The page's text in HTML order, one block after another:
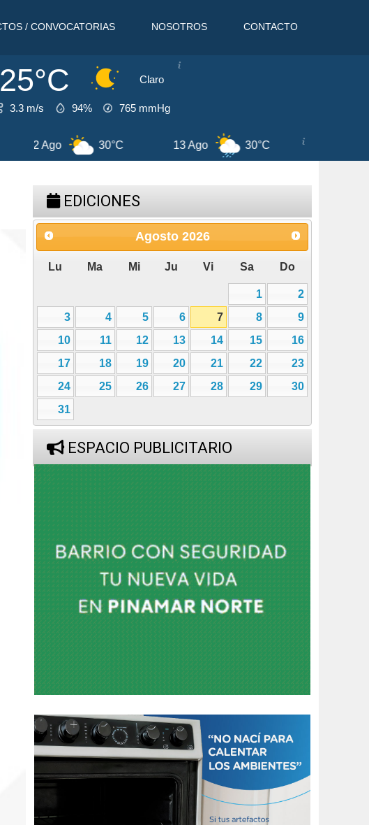
25°C Claro
3.3 m/s 94% 765 mmHg
9 Ago 31°C 10 Ago 31°C
EDICIONES
Agosto 2026
Lu Ma Mi Ju Vi Sa Do
1
2
3
4 5 6 7 8
9
10
11 12 13 14 15
16
17
18 19 20 21 22
23
24
25 26 27 28 29
30
31
ESPACIO PUBLICITARIO